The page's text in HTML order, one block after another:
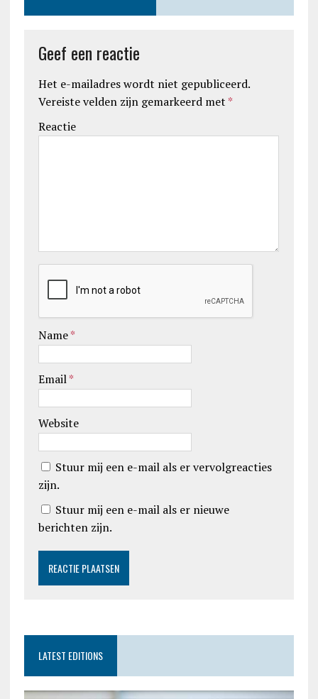
Geef een reactie
Het e-mailadres wordt niet gepubliceerd.
Vereiste velden zijn gemarkeerd met *
Reactie
Name*
Email*
Website
Stuur mij een e-mail als er vervolgreacties
zijn.
Stuur mij een e-mail als er nieuwe
berichten zijn.
LATEST EDITIONS